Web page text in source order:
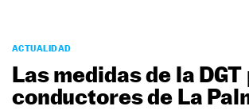
PODCAST
MOTOS
TECNOLOGÍA
ACTUALIDAD
Las medidas de la
conductores de La